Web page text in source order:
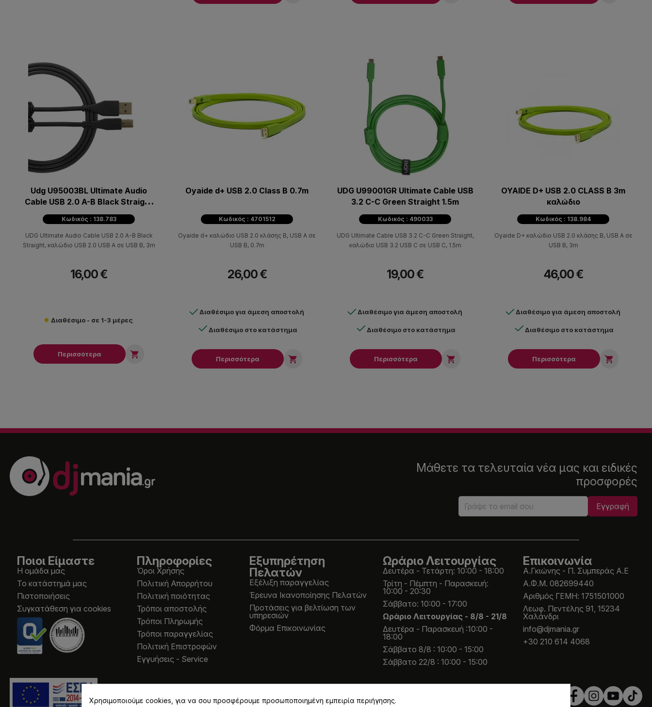
Udg U95003BL Ultimate Audio
Cable USB 2.0 A-B Black Straight
3m
Κωδικός : 138.783
UDG Ultimate Audio Cable USB 2.0 A-B Black
Straight, καλώδιο USB 2.0 USB A σε USB B, 3m
16,00 €
Διαθέσιμο - σε 1-3 μέρες
Περισσότερα 
Oyaide d+ USB 2.0 Class B 0.7m
Κωδικός : 4701512
Oyaide d+ καλώδιο USB 2.0 κλάσης B, USB A σε
USB B, 0.7m
26,00 €
Διαθέσιμο για άμεση αποστολή
Διαθέσιμο στο κατάστημα
Περισσότερα 
UDG U99001GR Ultimate Cable USB
3.2 C-C Green Straight 1.5m
Κωδικός : 490033
UDG Ultimate Cable USB 3.2 C-C Green Straight,
καλώδιο USB 3.2 USB C σε USB C, 1.5m
19,00 €
Διαθέσιμο για άμεση αποστολή
Διαθέσιμο στο κατάστημα
Περισσότερα 
OYAIDE D+ USB 2.0 CLASS B 3m
καλώδιο
Κωδικός : 138.984
Oyaide D+ καλώδιο USB 2.0 κλάσης B, USB A σε
USB B, 3m
46,00 €
Διαθέσιμο για άμεση αποστολή
Διαθέσιμο στο κατάστημα
Περισσότερα 
Μάθετε τα τελευταία νέα μας και ειδικές
προσφορές
Ποιοι Είμαστε
Η ομάδα μας
Το κατάστημά μας
Πιστοποιήσεις
Συγκατάθεση για cookies
Πληροφορίες
Όροι Χρήσης
Πολιτική Απορρήτου
Πολιτική ποιότητας
Τρόποι αποστολής
Τρόποι Πληρωμής
Τρόποι παραγγελίας
Πολιτική Επιστροφών
Εγγυήσεις - Service
Εξυπηρέτηση
Πελατών
Εξέλιξη παραγγελίας
Έρευνα Ικανοποίησης Πελατών
Προτάσεις για βελτίωση των
υπηρεσιών
Φόρμα Επικοινωνίας
Ωράριο Λειτουργίας
Δευτέρα - Τετάρτη: 10:00 - 18:00
Τρίτη - Πέμπτη - Παρασκευή:
10:00 - 20:30
Σάββατο: 10:00 - 17:00
Ωράριο Λειτουργίας - 8/8 - 21/8
Δευτέρα - Παρασκευή :10:00 -
18:00
Σάββατο 8/8 : 10:00 - 15:00
Σάββατο 22/8 : 10:00 - 15:00
Επικοινωνία
Α.Γκιώνης - Π. Συμπεράς Α.Ε
Α.Φ.Μ. 082699440
Aριθμός ΓΕΜΗ: 1751501000
Λεωφ. Πεντέλης 91, 15234
Χαλάνδρι
info@djmania.gr
+30 210 614 4068
Χρησιμοποιούμε cookies, για να σου προσφέρουμε προσωποποιημένη εμπειρία περιήγησης.